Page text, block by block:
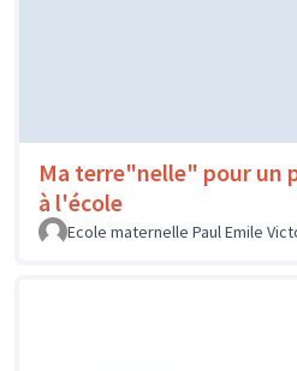
Ma terre"nelle" pour un
à l'école
Ecole maternelle Paul Emile